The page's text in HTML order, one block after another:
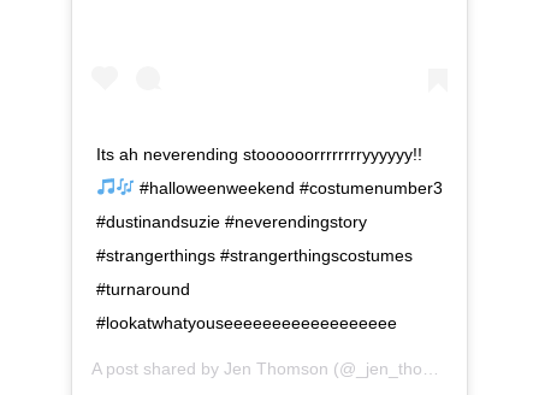
Its ah neverending stoooooorrrrrrrryyyyyy!!
#halloweenweekend #costumenumber3
#dustinandsuzie #neverendingstory
#strangerthings #strangerthingscostumes
#turnaround
#lookatwhatyouseeeeeeeeeeeeeeeeee
A post shared by Jen Thomson (@_jen_thomson_) on